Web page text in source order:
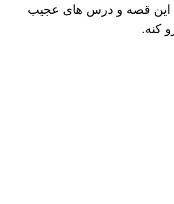
این قصه و درس های عجیب
کنه.